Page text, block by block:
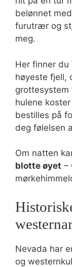
belønnet
furutrær og
meg.
Her finner du
høyeste fjell,
grottesystem
hulene
bestilles på
deg følelsen
Om natten
blotte øyet –
Nevada har
og